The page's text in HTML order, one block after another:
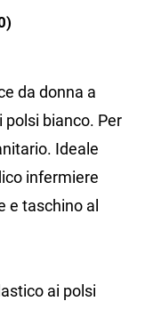
da donna a
bianco. Per
Ideale
infermiere
e taschino al
ai polsi